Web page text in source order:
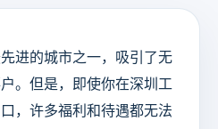
进的城市之一，吸引了无
。但是，即使你在深圳工
，许多福利和待遇都无法